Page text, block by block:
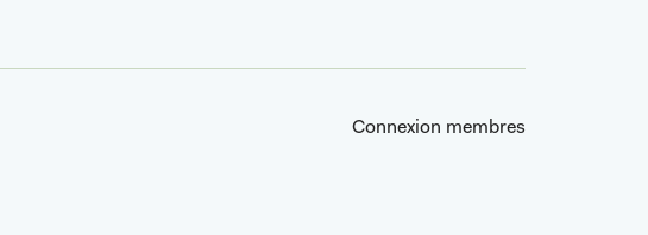
Connexion membres